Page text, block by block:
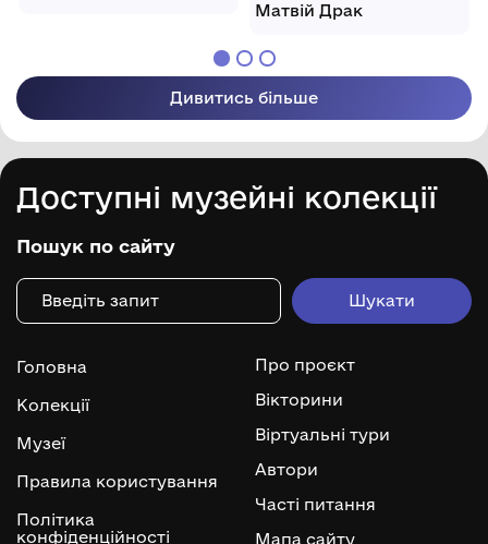
Матвій Драк
Дивитись більше
Доступні музейні колекції
Пошук по сайту
Головна
Колекції
Музеї
Правила користування
Політика
конфіденційності
Про проєкт
Вікторини
Віртуальні тури
Автори
Часті питання
Мапа сайту